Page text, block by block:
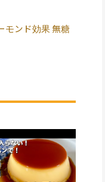
モンド効果 無糖